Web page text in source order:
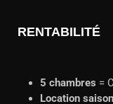
RENTABILITÉ
5 chambres =
Location